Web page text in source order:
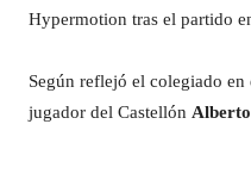
Hypermotion tras el partido
Según reflejó el colegiado
jugador del Castellón